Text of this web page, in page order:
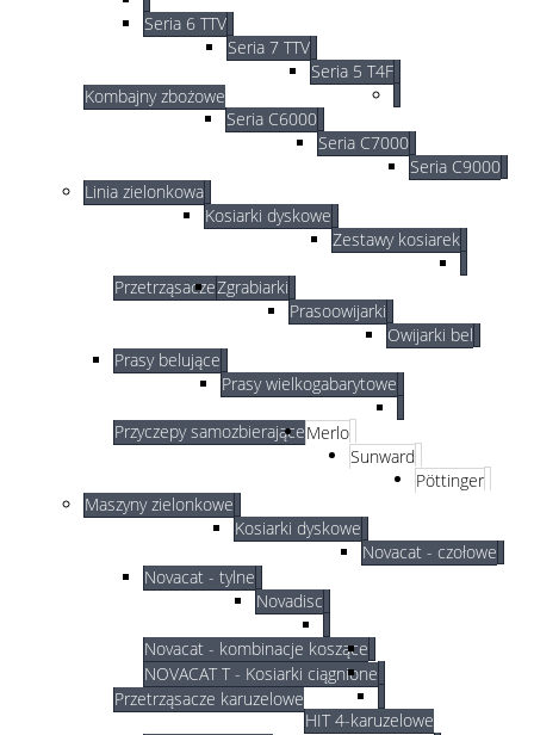
Seria 6 TTV
Seria 7 TTV
Seria 5 T4F
Kombajny zbożowe
Seria C6000
Seria C7000
Seria C9000
Linia zielonkowa
Kosiarki dyskowe
Zestawy kosiarek
PrzetrząsaczeZgrabiarki
Prasoowijarki
Owijarki bel
Prasy belujące
Prasy wielkogabarytowe
Przyczepy samozbierająceMerlo
Sunward
Pöttinger
Maszyny zielonkowe
Kosiarki dyskowe
Novacat - czołowe
Novacat - tylne
Novadisc
Novacat - kombinacje koszące
NOVACAT T - Kosiarki ciągnione
Przetrząsacze karuzelowe
HIT 4-karuzelowe